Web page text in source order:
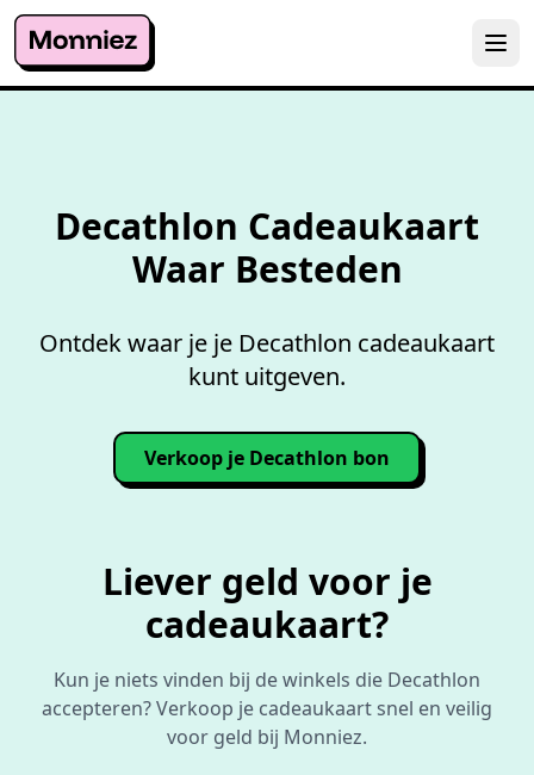
Decathlon Cadeaukaart
Waar Besteden
Ontdek waar je je Decathlon cadeaukaart
kunt uitgeven.
Verkoop je Decathlon bon
Liever geld voor je
cadeaukaart?
Kun je niets vinden bij de winkels die Decathlon
accepteren? Verkoop je cadeaukaart snel en veilig
voor geld bij Monniez.